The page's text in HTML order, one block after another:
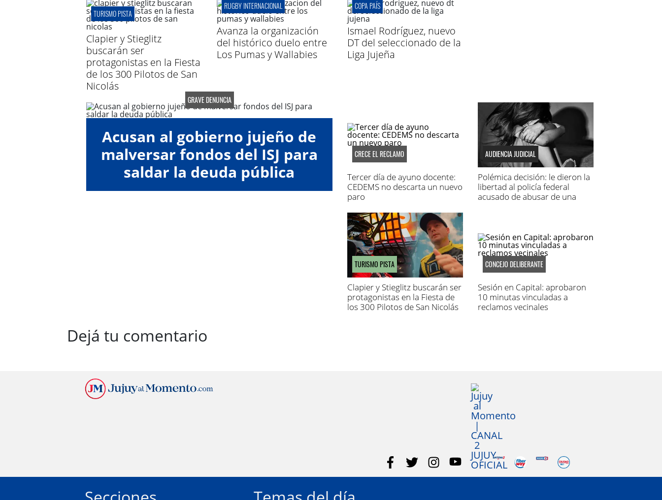
TURISMO PISTA
Clapier y Stieglitz
buscarán ser
protagonistas en la Fiesta
de los 300 Pilotos de San
Nicolás
RUGBY INTERNACIONAL
Avanza la organización
del histórico duelo entre
Los Pumas y Wallabies
COPA PAÍS
Ismael Rodríguez, nuevo
DT del seleccionado de la
Liga Jujeña
GRAVE DENUNCIA
Acusan al gobierno jujeño de
malversar fondos del ISJ para
saldar la deuda pública
CRECE EL RECLAMO
Tercer día de ayuno docente:
CEDEMS no descarta un nuevo
paro
AUDIENCIA JUDICIAL
Polémica decisión: le dieron la
libertad al policía federal
acusado de abusar de una
TURISMO PISTA
Clapier y Stieglitz buscarán ser
protagonistas en la Fiesta de
los 300 Pilotos de San Nicolás
CONCEJO DELIBERANTE
Sesión en Capital: aprobaron
10 minutas vinculadas a
reclamos vecinales
Dejá tu comentario